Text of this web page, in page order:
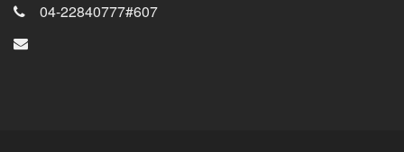
04-22840777#607